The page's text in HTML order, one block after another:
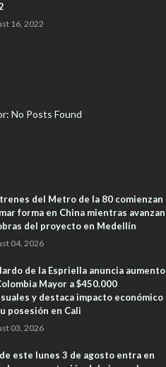
16, 2022
No Posts Found
del Metro de la 80 comienzan
forma en China mientras avanzan
del proyecto en Medellín
04, 2026
de la Espriella anuncia aumento
Mayor a $450.000
y destaca impacto económico
posesión en Cali
03, 2026
este lunes 3 de agosto entra en